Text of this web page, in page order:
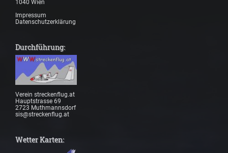
1040 Wien
Impressum
Datenschutzerklärung
Durchführung:
Verein streckenflug.at
Hauptstrasse 69
2723 Muthmannsdorf
sis@streckenflug.at
Wetter Karten: